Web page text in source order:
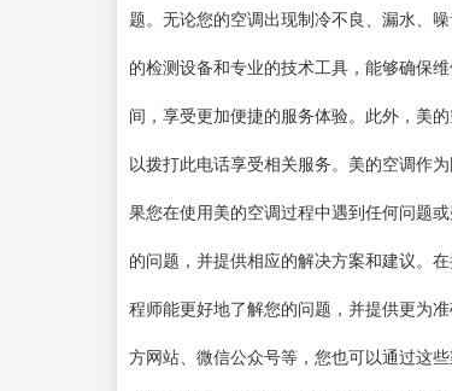
题。无论您的空调出现制冷不良、漏水、
的检测设备和专业的技术工具，能够确保
间，享受更加便捷的服务体验。此外，美
以拨打此电话享受相关服务。美的空调作
果您在使用美的空调过程中遇到任何问题
的问题，并提供相应的解决方案和建议。
程师能更好地了解您的问题，并提供更为
方网站、微信公众号等，您也可以通过这